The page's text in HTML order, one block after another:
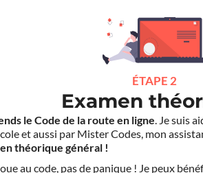
ÉTAPE 2
Examen
le Code de la route en ligne. Je suis
et aussi par Mister Codes, mon
théorique général !
au code, pas de panique ! Je peux